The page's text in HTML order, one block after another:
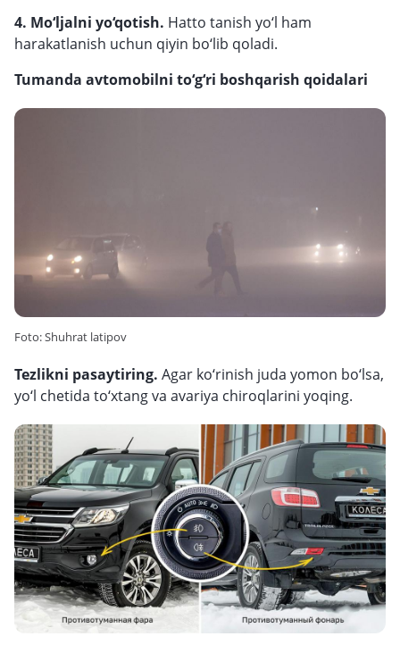
4. Mo‘ljalni yo‘qotish. Hatto tanish yo‘l ham
harakatlanish uchun qiyin bo‘lib qoladi.
Tumanda avtomobilni to‘g‘ri boshqarish qoidalari
Foto: Shuhrat latipov
Tezlikni pasaytiring. Agar ko‘rinish juda yomon bo‘lsa,
yo‘l chetida to‘xtang va avariya chiroqlarini yoqing.